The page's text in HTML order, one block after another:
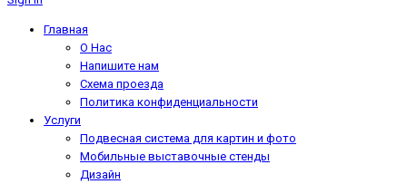
Главная
О Нас
Напишите нам
Схема проезда
Политика конфиденциальности
Услуги
Подвесная система для картин и фото
Мобильные выставочные стенды
Дизайн